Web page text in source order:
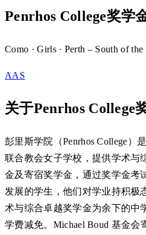
Penrhos College奖学
Como · Girls· Perth – South of the
AAS
关于Penrhos College
彭里斯学院（Penrhos College）
联合教会女子学校，提供学术与
金及寄宿奖学金，通过奖学金考
发展的学生，他们对学业持积极
术与综合卓越奖学金为余下的中
学费减免。Michael Boud 基金